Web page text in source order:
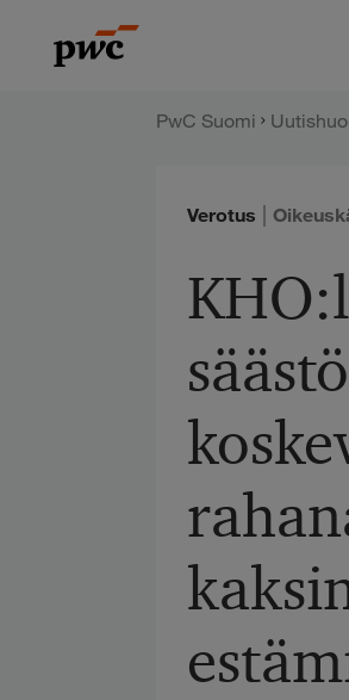
sisältöön
PwC:n
PwC Suomi
Verotus |